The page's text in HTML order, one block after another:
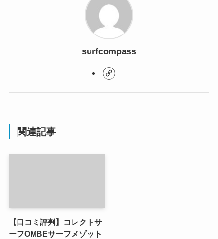
surfcompass
関連記事
【口コミ評判】コレクトサ
ーフOMBEサーフメゾット